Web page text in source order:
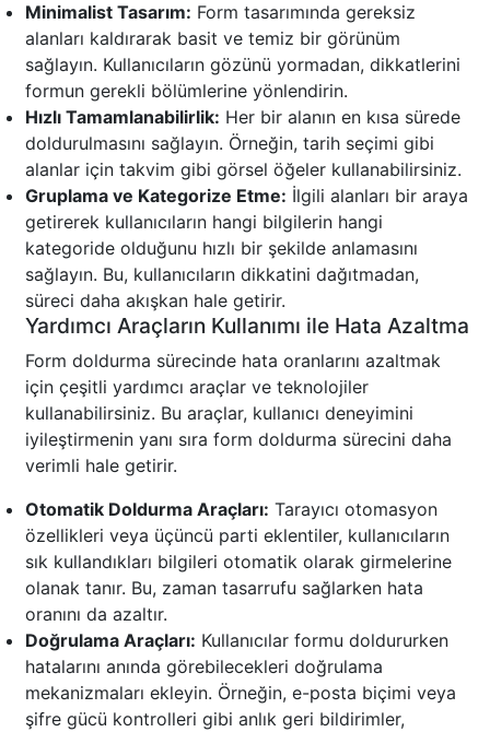
Minimalist Tasarım: Form tasarımında gereksiz
alanları kaldırarak basit ve temiz bir görünüm
sağlayın. Kullanıcıların gözünü yormadan, dikkatlerini
formun gerekli bölümlerine yönlendirin.
Hızlı Tamamlanabilirlik: Her bir alanın en kısa sürede
doldurulmasını sağlayın. Örneğin, tarih seçimi gibi
alanlar için takvim gibi görsel öğeler kullanabilirsiniz.
Gruplama ve Kategorize Etme: İlgili alanları bir araya
getirerek kullanıcıların hangi bilgilerin hangi
kategoride olduğunu hızlı bir şekilde anlamasını
sağlayın. Bu, kullanıcıların dikkatini dağıtmadan,
süreci daha akışkan hale getirir.
Yardımcı Araçların Kullanımı ile Hata Azaltma
Form doldurma sürecinde hata oranlarını azaltmak
için çeşitli yardımcı araçlar ve teknolojiler
kullanabilirsiniz. Bu araçlar, kullanıcı deneyimini
iyileştirmenin yanı sıra form doldurma sürecini daha
verimli hale getirir.
Otomatik Doldurma Araçları: Tarayıcı otomasyon
özellikleri veya üçüncü parti eklentiler, kullanıcıların
sık kullandıkları bilgileri otomatik olarak girmelerine
olanak tanır. Bu, zaman tasarrufu sağlarken hata
oranını da azaltır.
Doğrulama Araçları: Kullanıcılar formu doldururken
hatalarını anında görebilecekleri doğrulama
mekanizmaları ekleyin. Örneğin, e-posta biçimi veya
şifre gücü kontrolleri gibi anlık geri bildirimler,